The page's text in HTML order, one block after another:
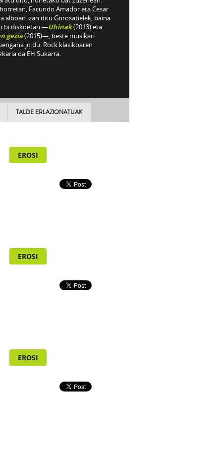
Facundo Amador eta Cesar
alboan izan ditu Gorosabelek, baina
bi diskoetan —Uhinak(2013) eta
gezia(2015)—, beste musikari
jo du. Rock klasikoaren
da EH Sukarra.
TALDE ERLAZIONATUAK
EROSI
EROSI
EROSI